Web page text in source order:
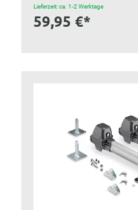
Lieferzeit: ca. 1-2 Werktage
59,95 €*